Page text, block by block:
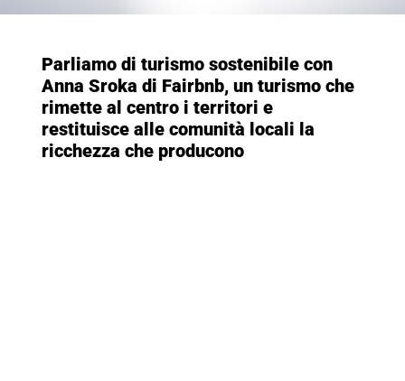
Parliamo di turismo sostenibile con
Anna Sroka di Fairbnb, un turismo che
rimette al centro i territori e
restituisce alle comunità locali la
ricchezza che producono